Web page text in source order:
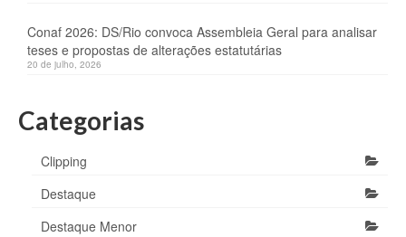
Conaf 2026: DS/Rio convoca Assembleia Geral para analisar
teses e propostas de alterações estatutárias
20 de julho, 2026
Categorias
Clipping
Destaque
Destaque Menor